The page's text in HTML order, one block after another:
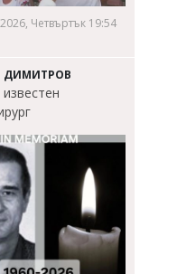
Четвъртък 19:54
ДИМИТРОВ